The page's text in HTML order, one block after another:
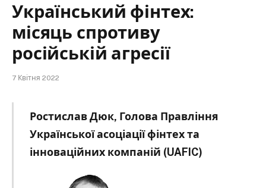
Український фінтех:
місяць спротиву
російській агресії
7 Квітня 2022
Ростислав Дюк, Голова Правління
Української асоціації фінтех та
інноваційних компаній (UAFIC)